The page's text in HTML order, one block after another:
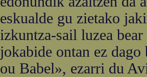
eskualde gu zietako
izkuntza-sail luzea
jokabide ontan ez
ou Babel», ezarri du